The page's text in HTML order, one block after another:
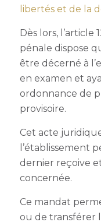
libertés et de la
Dès lors,
pénale dispose
être décerné à
en examen et
ordonnance de
provisoire.
Cet acte
l’établissement
dernier reçoive
concernée.
Ce mandat
ou de transférer